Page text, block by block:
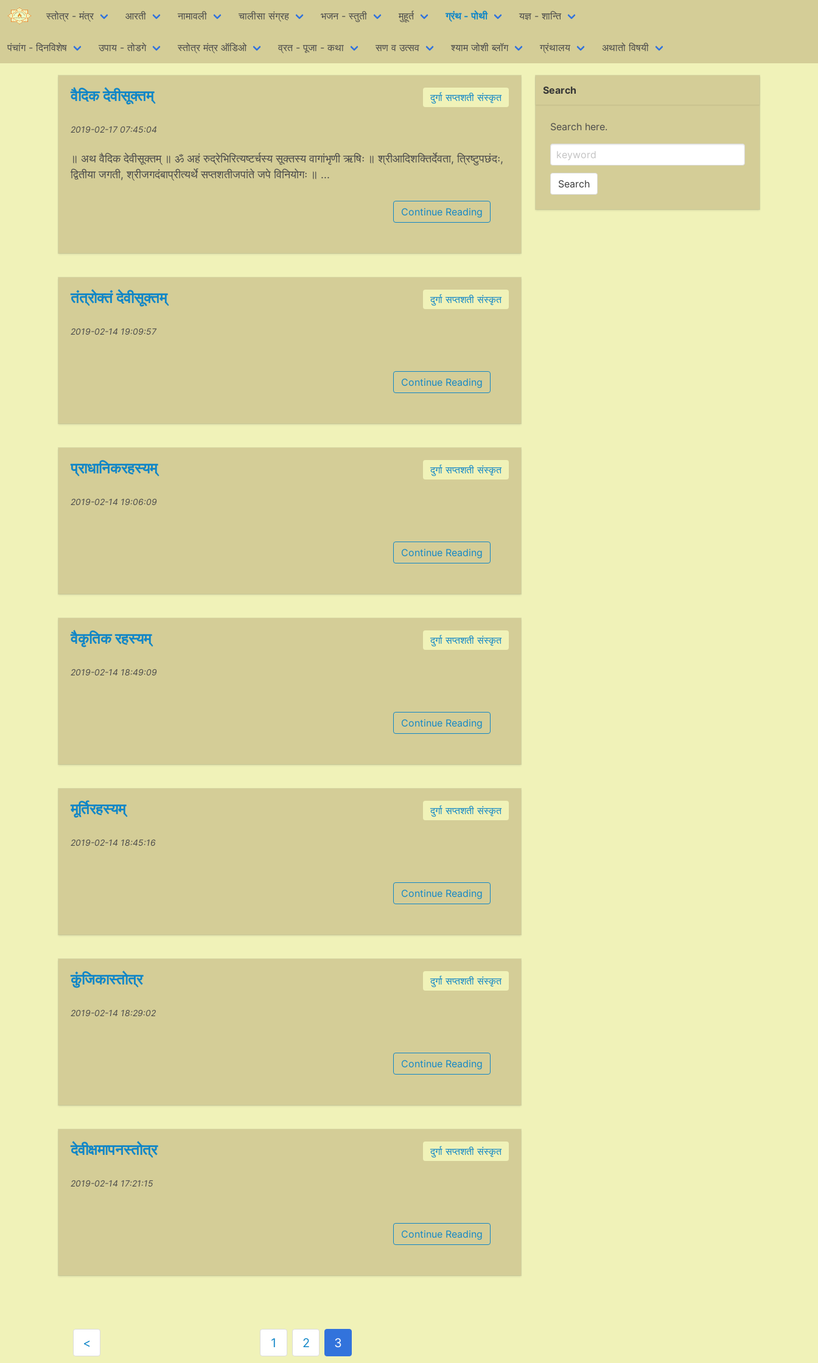
स्तोत्र - मंत्र आरती नामावली चालीसा संग्रह भजन - स्तुती मुहूर्त ग्रंथ - पोथी यज्ञ - शान्ति
पंचांग - दिनविशेष उपाय - तोडगे स्तोत्र मंत्र ऑडिओ व्रत - पूजा - कथा सण व उत्सव श्याम जोशी ब्लॉग ग्रंथालय अथातो विषयी
वैदिक देवीसूक्तम् दुर्गा सप्तशती संस्कृत
2019-02-17 07:45:04
॥ अथ वैदिक देवीसूक्तम् ॥ ॐ अहं रुद्रेभिरित्यष्टर्चस्य सूक्तस्य वागांभृणी ऋषिः ॥ श्रीआदिशक्तिर्देवता, त्रिष्टुपछंदः,
द्वितीया जगती, श्रीजगदंबाप्रीत्यर्थे सप्तशतीजपांते जपे विनियोगः ॥ ...
Continue Reading
तंत्रोक्तं देवीसूक्तम् दुर्गा सप्तशती संस्कृत
2019-02-14 19:09:57
Continue Reading
प्राधानिकरहस्यम् दुर्गा सप्तशती संस्कृत
2019-02-14 19:06:09
Continue Reading
वैकृतिक रहस्यम् दुर्गा सप्तशती संस्कृत
2019-02-14 18:49:09
Continue Reading
मूर्तिरहस्यम् दुर्गा सप्तशती संस्कृत
2019-02-14 18:45:16
Continue Reading
कुंजिकास्तोत्र दुर्गा सप्तशती संस्कृत
2019-02-14 18:29:02
Continue Reading
देवीक्षमापनस्तोत्र दुर्गा सप्तशती संस्कृत
2019-02-14 17:21:15
Continue Reading
< 1 2 3
Search
Search here.